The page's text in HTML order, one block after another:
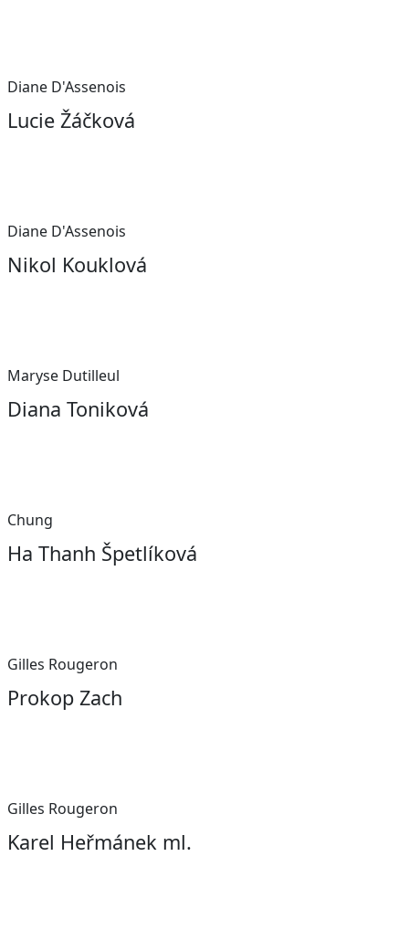
Diane D'Assenois
Lucie Žáčková
Diane D'Assenois
Nikol Kouklová
Maryse Dutilleul
Diana Toniková
Chung
Ha Thanh Špetlíková
Gilles Rougeron
Prokop Zach
Gilles Rougeron
Karel Heřmánek ml.